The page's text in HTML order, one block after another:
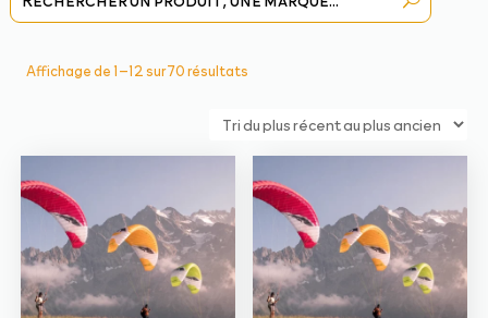
Affichage de 1–12 sur 70 résultatsTrié
récent
ancien